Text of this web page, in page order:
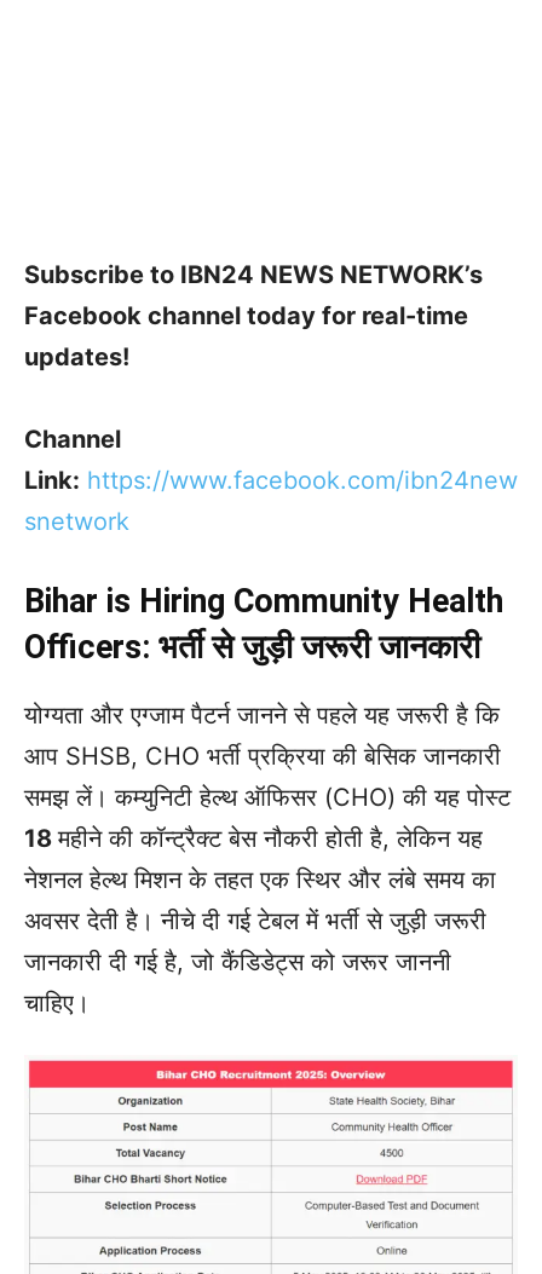
Subscribe to IBN24 NEWS NETWORK’s
Facebook channel today for real-time
updates!
Channel
Link: https://www.facebook.com/ibn24new
snetwork
Bihar is Hiring Community Health
Officers: भर्ती से जुड़ी जरूरी जानकारी
योग्यता और एग्जाम पैटर्न जानने से पहले यह जरूरी है कि
आप SHSB, CHO भर्ती प्रक्रिया की बेसिक जानकारी
समझ लें। कम्युनिटी हेल्थ ऑफिसर (CHO) की यह पोस्ट
18महीने की कॉन्ट्रैक्ट बेस नौकरी होती है, लेकिन यह
नेशनल हेल्थ मिशन के तहत एक स्थिर और लंबे समय का
अवसर देती है। नीचे दी गई टेबल में भर्ती से जुड़ी जरूरी
जानकारी दी गई है, जो कैंडिडेट्स को जरूर जाननी
चाहिए।